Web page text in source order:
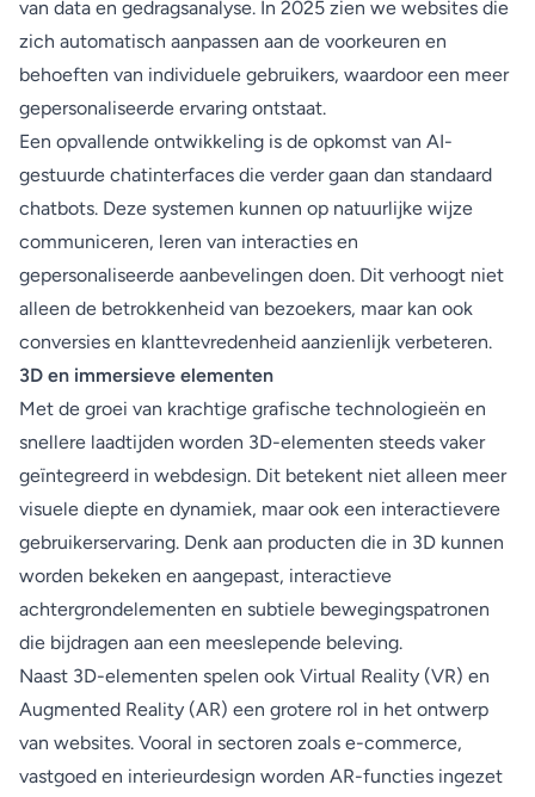
van data en gedragsanalyse. In 2025 zien we websites die
zich automatisch aanpassen aan de voorkeuren en
behoeften van individuele gebruikers, waardoor een meer
gepersonaliseerde ervaring ontstaat.
Een opvallende ontwikkeling is de opkomst van AI-
gestuurde chatinterfaces die verder gaan dan standaard
chatbots. Deze systemen kunnen op natuurlijke wijze
communiceren, leren van interacties en
gepersonaliseerde aanbevelingen doen. Dit verhoogt niet
alleen de betrokkenheid van bezoekers, maar kan ook
conversies en klanttevredenheid aanzienlijk verbeteren.
3D en immersieve elementen
Met de groei van krachtige grafische technologieën en
snellere laadtijden worden 3D-elementen steeds vaker
geïntegreerd in webdesign. Dit betekent niet alleen meer
visuele diepte en dynamiek, maar ook een interactievere
gebruikerservaring. Denk aan producten die in 3D kunnen
worden bekeken en aangepast, interactieve
achtergrondelementen en subtiele bewegingspatronen
die bijdragen aan een meeslepende beleving.
Naast 3D-elementen spelen ook Virtual Reality (VR) en
Augmented Reality (AR) een grotere rol in het ontwerp
van websites. Vooral in sectoren zoals e-commerce,
vastgoed en interieurdesign worden AR-functies ingezet